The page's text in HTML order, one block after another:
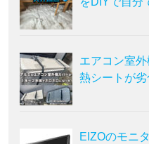
エアコン室
熱シートが劣
EIZOのモニ